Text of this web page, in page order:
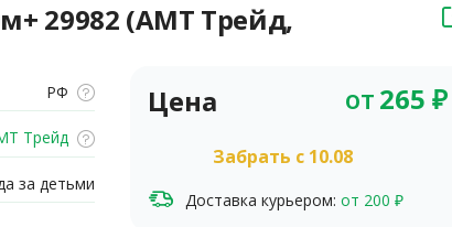
29982 (АМТ Трейд,
РФ
Трейд
за детьми
Цена от265 ₽
Забрать c 10.08
Доставка курьером: от 200 ₽